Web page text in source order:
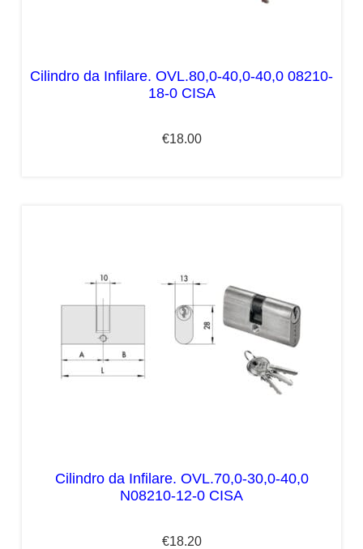
Cilindro da Infilare. OVL.80,0-40,0-40,0 08210-
18-0 CISA
€18.00
Cilindro da Infilare. OVL.70,0-30,0-40,0
N08210-12-0 CISA
€18.20